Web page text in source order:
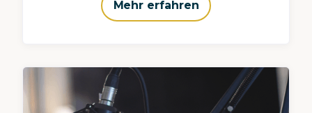
Mehr erfahren